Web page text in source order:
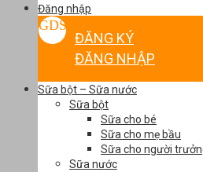
Đăng nhập
ĐĂNG KÝ
ĐĂNG NHẬP
Sữa bột – Sữa nước
Sữa bột
Sữa cho bé
Sữa cho mẹ bầu
Sữa cho người
Sữa nước